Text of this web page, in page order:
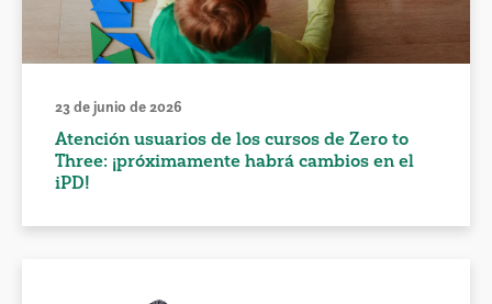
23 de junio de 2026
Atención usuarios de los cursos de Zero to
Three: ¡próximamente habrá cambios en el
iPD!